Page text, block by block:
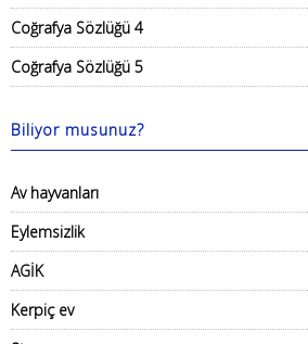
Coğrafya Sözlüğü 4
Coğrafya Sözlüğü 5
Biliyor musunuz?
Av hayvanları
Eylemsizlik
AGİK
Kerpiç ev